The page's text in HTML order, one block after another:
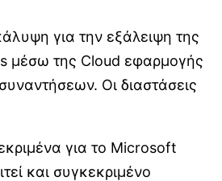
για την εξάλειψη της
μέσω της Cloud εφαρμογής
Οι διαστάσεις
για το Microsoft
και συγκεκριμένο